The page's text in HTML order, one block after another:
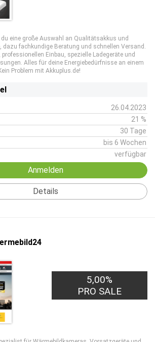
eine große Auswahl an Qualitätsakkus und
dazu fachkundige Beratung und schnellen Versand.
Einbau, spezielle Ladegeräte und
Alles für deine Energiebedürfnisse an einem
Problem mit Akkuplus.de!
26.04.2023
21 %
30 Tage
bis 6 Wochen
verfügbar
Anmelden
Details
5,00%
PRO SALE